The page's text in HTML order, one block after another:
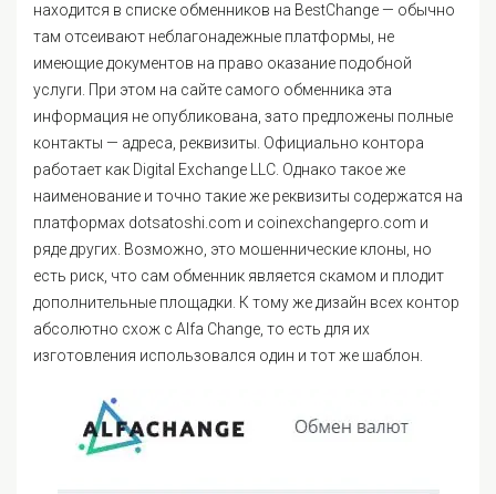
находится в списке обменников на BestChange — обычно
там отсеивают неблагонадежные платформы, не
имеющие документов на право оказание подобной
услуги. При этом на сайте самого обменника эта
информация не опубликована, зато предложены полные
контакты — адреса, реквизиты. Официально контора
работает как Digital Exchange LLC. Однако такое же
наименование и точно такие же реквизиты содержатся на
платформах dotsatoshi.com и coinexchangepro.com и
ряде других. Возможно, это мошеннические клоны, но
есть риск, что сам обменник является скамом и плодит
дополнительные площадки. К тому же дизайн всех контор
абсолютно схож с Alfa Change, то есть для их
изготовления использовался один и тот же шаблон.